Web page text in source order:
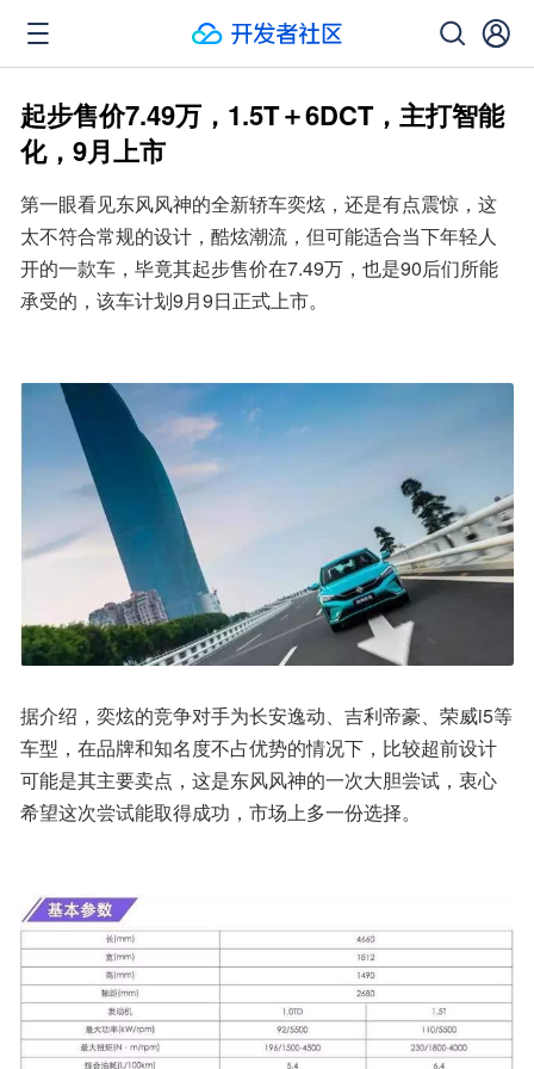
起步售价7.49万，1.5T＋6DCT，主打智能
化，9月上市
第一眼看见东风风神的全新轿车奕炫，还是有点震惊，这
太不符合常规的设计，酷炫潮流，但可能适合当下年轻人
开的一款车，毕竟其起步售价在7.49万，也是90后们所能
承受的，该车计划9月9日正式上市。
据介绍，奕炫的竞争对手为长安逸动、吉利帝豪、荣威i5等
车型，在品牌和知名度不占优势的情况下，比较超前设计
可能是其主要卖点，这是东风风神的一次大胆尝试，衷心
希望这次尝试能取得成功，市场上多一份选择。